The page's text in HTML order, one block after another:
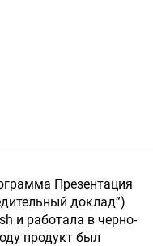
Презентация
доклад”)
и работала в черно-
продукт был